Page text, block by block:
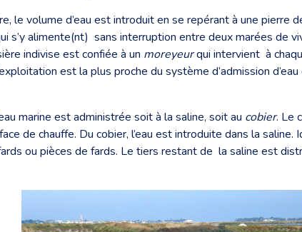
le volume d’eau est introduit en se repérant à une
s’y alimente(nt) sans interruption entre deux marées de
indivise est confiée à un moreyeurqui intervient à
est la plus proche du système d’admission
marine est administrée soit à la saline, soit au cobier. Le
de chauffe. Du cobier, l’eau est introduite dans la
ou pièces de fards. Le tiers restant de la saline est